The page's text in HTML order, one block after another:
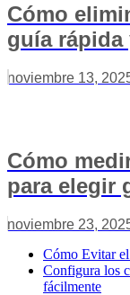
Cómo
guía rápida
noviembre 13,
Cómo
para elegir
noviembre 23,
Cómo Evitar
Configura los
fácilmente